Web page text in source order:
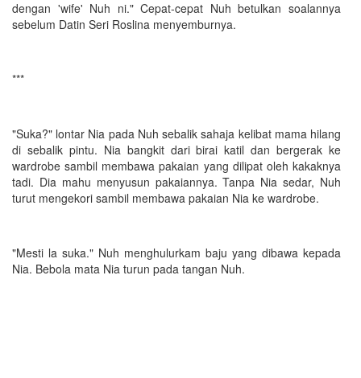
dengan 'wife' Nuh ni." Cepat-cepat Nuh betulkan soalannya
sebelum Datin Seri Roslina menyemburnya.
***
"Suka?" lontar Nia pada Nuh sebalik sahaja kelibat mama hilang
di sebalik pintu. Nia bangkit dari birai katil dan bergerak ke
wardrobe sambil membawa pakaian yang dilipat oleh kakaknya
tadi. Dia mahu menyusun pakaiannya. Tanpa Nia sedar, Nuh
turut mengekori sambil membawa pakaian Nia ke wardrobe.
"Mesti la suka." Nuh menghulurkam baju yang dibawa kepada
Nia. Bebola mata Nia turun pada tangan Nuh.